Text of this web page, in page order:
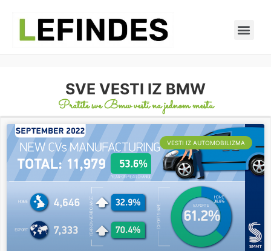
SVE VESTI IZ BMW
Pratite sve Bmw vesti na jednom mestu
VESTI IZ AUTOMOBILIZMA